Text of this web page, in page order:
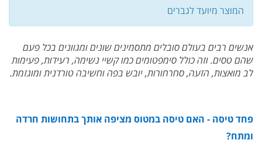
המוצר מיועד לגברים
אנשים רבים בעולם סובלים מתסמינים שונים ומגוונים בכל פעם
שהם טסים. וזה כולל סימפטומים כמו קשיי נשימה, רעידות, פעימות
לב מואצות, הזעה, סחרחורות, יובש בפה וחשיבה טורדנית ומוגזמת.
פחד טיסה - האם טיסה במטוס מציפה אותך בתחושות חרדה
ומתח?